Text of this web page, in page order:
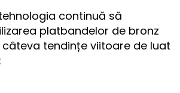
continuă să
platbandelor de bronz
tendințe viitoare de luat